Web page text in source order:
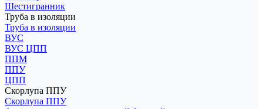
Шестигранник
Труба в изоляции
Труба в изоляции
ВУС
ВУС ЦПП
ППМ
ППУ
ЦПП
Скорлупа ППУ
Скорлупа ППУ